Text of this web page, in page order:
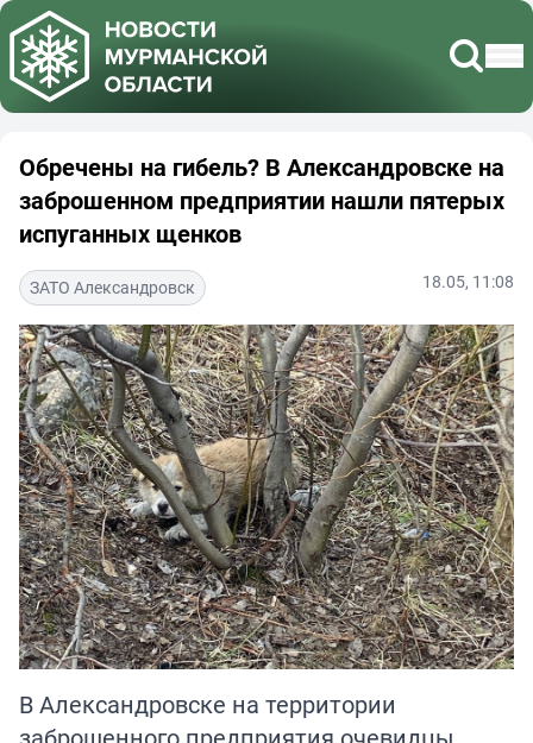
Обречены на гибель? В Александровске на
заброшенном предприятии нашли пятерых
испуганных щенков
ЗАТО Александровск 18.05, 11:08
В Александровске на территории